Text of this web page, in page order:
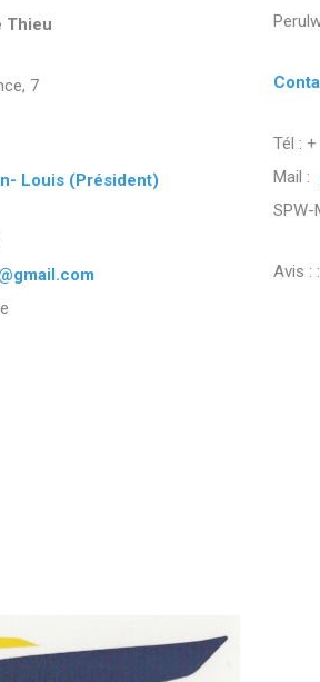
Thieu
7
Louis (Président)
Tél :
Mail :
SPW-
Avis : :